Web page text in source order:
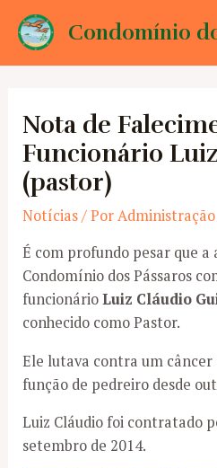
para
Condomínio
Nota de
Funcionário
(pastor)
Notícias/ Por
É com profundo pesar que
Condomínio dos Pássaros
funcionárioLuiz Cláudio
conhecido como Pastor.
Ele lutava contra um câncer
função de pedreiro desde
Luiz Cláudio foi contratado
setembro de 2014.